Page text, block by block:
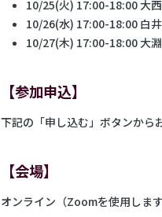
10/25(火) 17:00-18:00 大
10/26(水) 17:00-18:00 白
10/27(木) 17:00-18:00 大淵
【参加申込】
下記の「申し込む」ボタンから
【会場】
オンライン（Zoomを使用します